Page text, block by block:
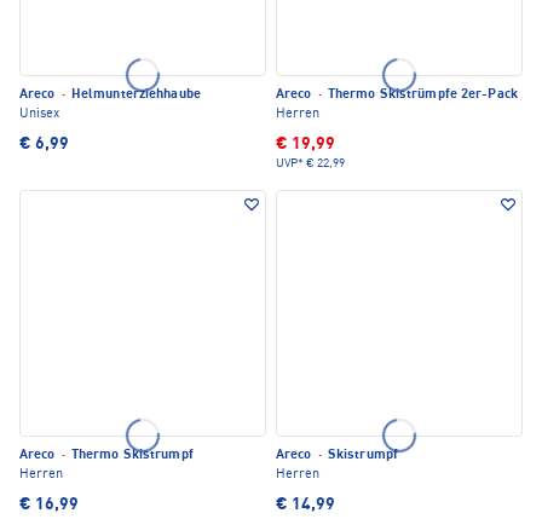
Areco · Helmunterziehhaube
Unisex
€ 6,99
Areco ·
Thermo Skistrümpfe 2er-Pack
Herren
€ 19,99
UVP* € 22,99
Areco ·
Thermo Skistrumpf
Herren
€ 16,99
Areco · Skistrumpf
Herren
€ 14,99